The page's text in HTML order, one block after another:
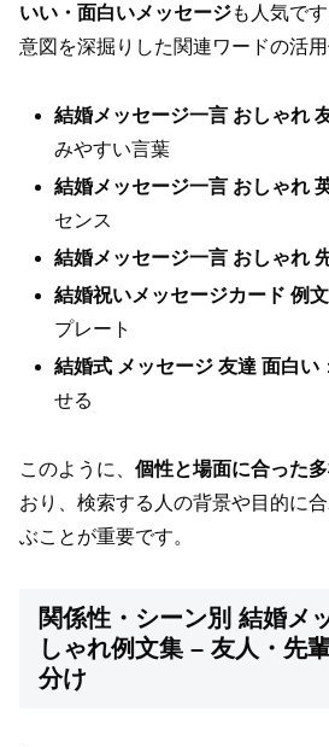
いい・面白いメッセージも人気で
意図を深掘りした関連ワードの活用
結婚メッセージ一言 おしゃれ
みやすい言葉
結婚メッセージ一言 おしゃれ
センス
結婚メッセージ一言 おしゃれ
結婚祝いメッセージカード 例文
プレート
結婚式 メッセージ 友達 面白い
せる
このように、 個性と場面に合った
おり、検索する人の背景や目的に
ぶことが重要です。
関係性・シーン別 結婚メ
しゃれ例文集 – 友人・先
分け